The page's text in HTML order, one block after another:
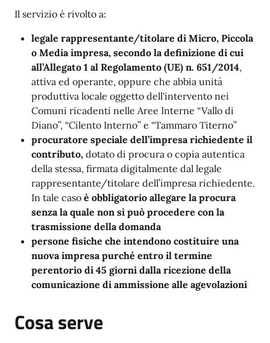
Il servizio è rivolto a:
legale rappresentante/titolare di Micro, Piccola
o Media impresa, secondo la definizione di cui
all’Allegato 1 al Regolamento (UE) n. 651/2014,
attiva ed operante, oppure che abbia unità
produttiva locale oggetto dell'intervento nei
Comuni ricadenti nelle Aree Interne “Vallo di
Diano”, “Cilento Interno” e “Tammaro Titerno”
procuratore speciale dell’impresa richiedente il
contributo, dotato di procura o copia autentica
della stessa, firmata digitalmente dal legale
rappresentante/titolare dell’impresa richiedente.
In tale caso è obbligatorio allegare la procura
senza la quale non si può procedere con la
trasmissione della domanda
persone fisiche che intendono costituire una
nuova impresa purché entro il termine
perentorio di 45 giorni dalla ricezione della
comunicazione di ammissione alle agevolazioni
Cosa serve